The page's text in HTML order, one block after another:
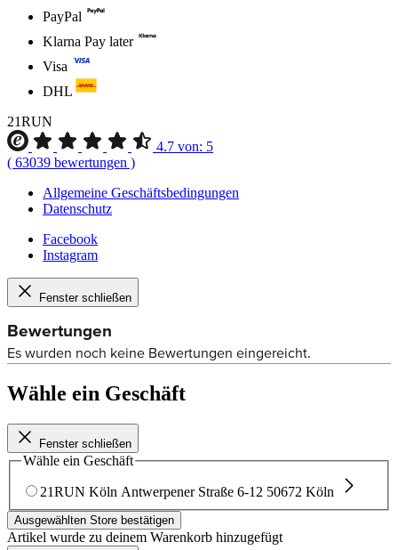
PayPal
Klarna Pay later
Visa
DHL
21RUN
4.7 von: 5
( 63039 bewertungen )
Allgemeine Geschäftsbedingungen
Datenschutz
Facebook
Instagram
Fenster schließen
Wähle ein Geschäft
Fenster schließen
Wähle ein Geschäft
21RUN Köln Antwerpener Straße 6-12 50672 Köln
Ausgewählten Store bestätigen
Artikel wurde zu deinem Warenkorb hinzugefügt